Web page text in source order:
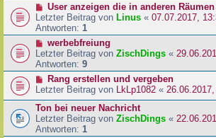
User anzeigen die in anderen
Letzter Beitrag von Linus « 07.07.2017,
Antworten: 1
werbebfreiung
Letzter Beitrag von ZischDings «
Antworten: 9
Rang erstellen und vergeben
Letzter Beitrag von
LkLp1082 «
Ton bei neuer Nachricht
Letzter Beitrag von ZischDings «
Antworten: 1